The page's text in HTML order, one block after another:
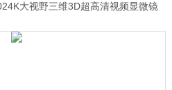
大视野三维3D超高清视频显微镜